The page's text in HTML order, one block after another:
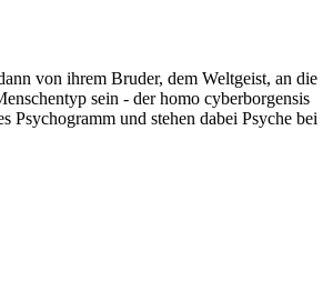
von ihrem Bruder, dem Weltgeist, an die
sein - der homo cyberborgensis
Psychogramm und stehen dabei Psyche bei